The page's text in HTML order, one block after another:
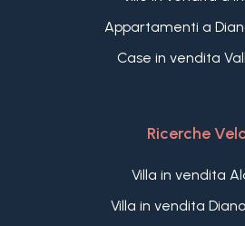
Appartamenti a
Case in vendita
Ricerche
Villa in vendita
Villa in vendita